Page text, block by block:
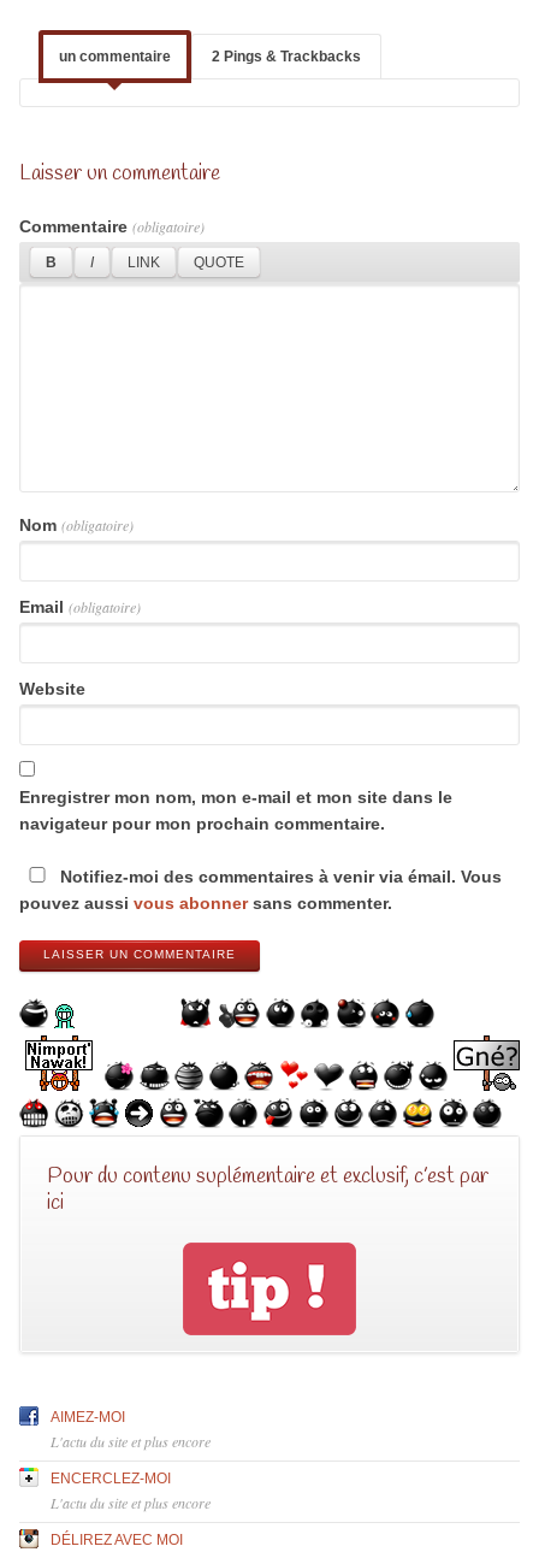
un commentaire 2 Pings & Trackbacks
Laisser un commentaire
Commentaire (obligatoire)
Nom (obligatoire)
Email (obligatoire)
Website
Enregistrer mon nom, mon e-mail et mon site dans le
navigateur pour mon prochain commentaire.
Notifiez-moi des commentaires à venir via émail. Vous
pouvez aussi vous abonnersans commenter.
LAISSER UN COMMENTAIRE
Pour du contenu suplémentaire et exclusif, c’est par
ici
AIMEZ-MOI
L'actu du site et plus encore
ENCERCLEZ-MOI
L'actu du site et plus encore
DÉLIREZ AVEC MOI